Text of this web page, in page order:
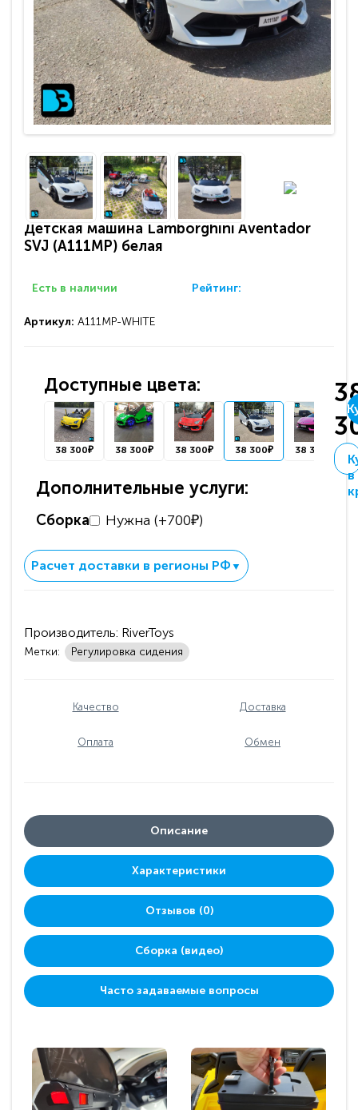
Детская машина Lamborghini Aventador
SVJ (A111MP) белая
Есть в наличии Рейтинг:
Артикул: A111MP-WHITE
Доступные цвета:
38 300₽ 38 300₽ 38 300₽ 38 300₽ 38 300₽
Дополнительные услуги:
Сборка Нужна (+700₽)
в
Расчет доставки в регионы РФ ▼
Производитель: RiverToys
Метки: Регулировка сидения
Качество Доставка
Оплата Обмен
Описание
Характеристики
Отзывов (0)
Сборка (видео)
Часто задаваемые вопросы